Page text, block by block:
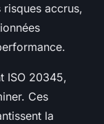
accrus,
ISO 20345,
Ces
la